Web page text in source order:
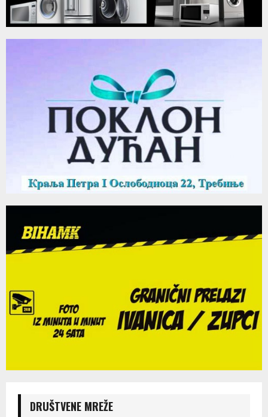
DRUŠTVENE MREŽE